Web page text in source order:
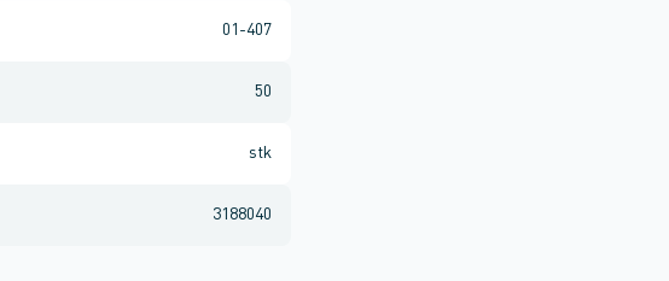
01-407
50
stk
3188040